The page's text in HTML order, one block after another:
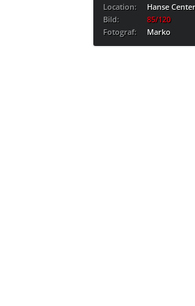
Location:
Hanse
Bild:
85/120
Fotograf:
Marko